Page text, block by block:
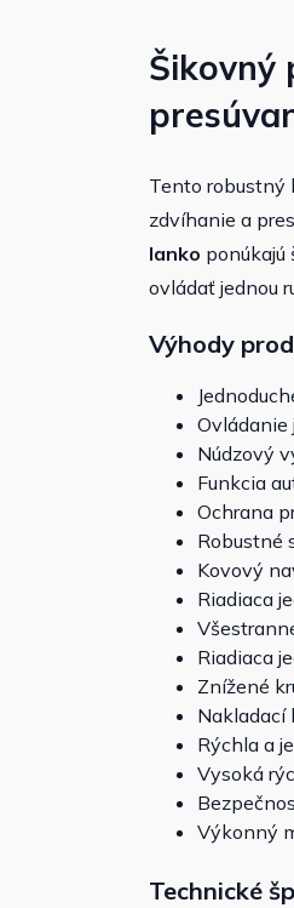
Šikovný
Tento robustný
zdvíhanie a
lanko ponúkajú
ovládať jednou
Výhody
Ovládanie
Núdzový
Funkcia
Ochrana
Robustné
Kovový
Riadiaca
Riadiaca
Znížené
Nakladací
Rýchla a
Vysoká
Výkonný
Technické